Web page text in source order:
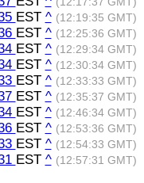
EST ^ (12:19:35 GMT)
EST ^ (12:25:36 GMT)
EST ^ (12:29:34 GMT)
EST ^ (12:30:34 GMT)
EST ^ (12:33:33 GMT)
EST ^ (12:35:37 GMT)
EST ^ (12:46:34 GMT)
EST ^ (12:53:36 GMT)
EST ^ (12:54:33 GMT)
EST ^ (12:57:31 GMT)